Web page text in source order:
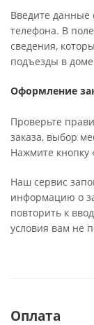
Введите данные
телефона. В
сведения,
подъезды в
Оформление
Проверьте
заказа, выбор
Нажмите кнопку
Наш сервис
информацию о
повторить к
условия вам не
Оплата